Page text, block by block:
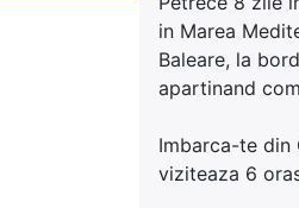
in Marea
Baleare, la
apartinand
Imbarca-te din
viziteaza 6